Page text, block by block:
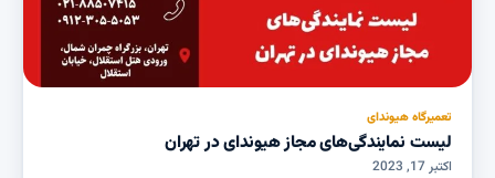
تعمیرگاه هیوندای
لیست نمایندگی‌های مجاز هیوندای در تهران
اکتبر 17, 2023